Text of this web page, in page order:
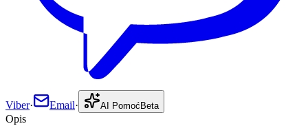
Viber· Email· AI Pomoć Beta
Opis